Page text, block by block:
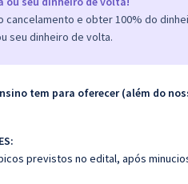
e obter 100% do
seu dinheiro de volta.
tem para oferecer (além do
previstos no edital, após